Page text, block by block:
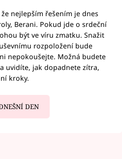
nejlepším řešením je dnes
Berani. Pokud jde o srdeční
být ve víru zmatku. Snažit
rozpoložení bude
nepokoušejte. Možná budete
uvidíte, jak dopadnete zítra,
kroky.
DEN